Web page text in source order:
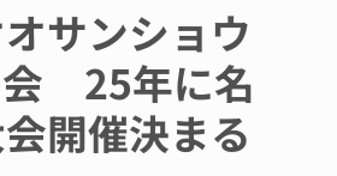
サンショウ
会 25年に名
開催決まる